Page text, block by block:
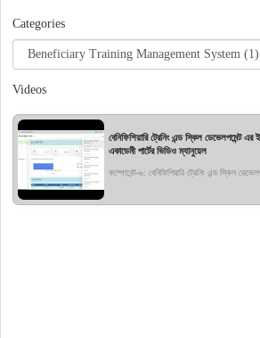
Categories
Videos
বেনিফিশিয়ারি ট্রেনিং এন্ড স্কিল ডেভেলপমেন্ট এর
একাডেমী পার্টের ভিডিও ম্যানুয়েল